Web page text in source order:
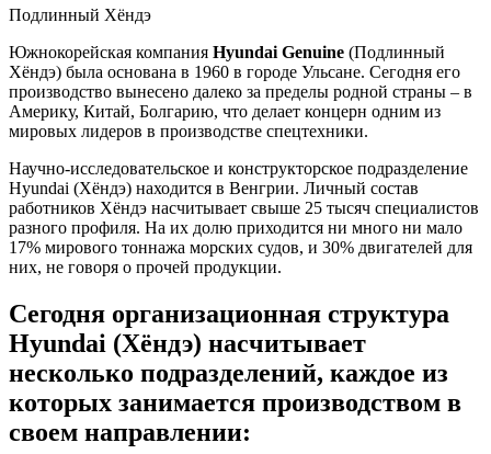
Подлинный Хёндэ
Южнокорейская компания Hyundai Genuine (Подлинный
Хёндэ) была основана в 1960 в городе Ульсане. Сегодня его
производство вынесено далеко за пределы родной страны – в
Америку, Китай, Болгарию, что делает концерн одним из
мировых лидеров в производстве спецтехники.
Научно-исследовательское и конструкторское подразделение
Hyundai (Хёндэ) находится в Венгрии. Личный состав
работников Хёндэ насчитывает свыше 25 тысяч специалистов
разного профиля. На их долю приходится ни много ни мало
17% мирового тоннажа морских судов, и 30% двигателей для
них, не говоря о прочей продукции.
Сегодня организационная структура
Hyundai (Хёндэ) насчитывает
несколько подразделений, каждое из
которых занимается производством в
своем направлении: